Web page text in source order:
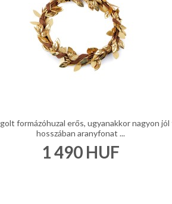
formázóhuzal erős, ugyanakkor nagyon jól
hosszában aranyfonat ...
1 490 HUF